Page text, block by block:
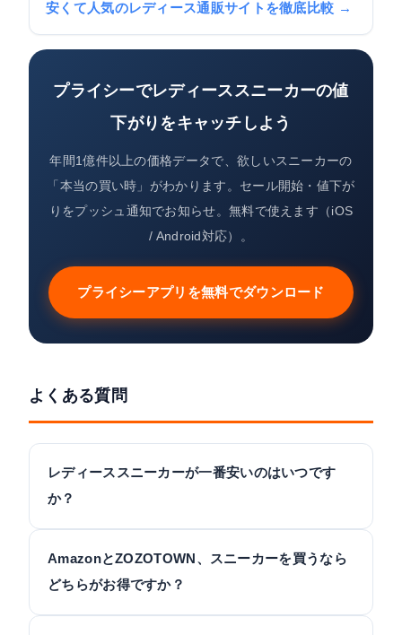
安くて人気のレディース通販サイトを徹底比較 →
プライシーでレディーススニーカーの値
下がりをキャッチしよう
年間1億件以上の価格データで、欲しいスニーカーの
「本当の買い時」がわかります。セール開始・値下が
りをプッシュ通知でお知らせ。無料で使えます（iOS
/ Android対応）。
プライシーアプリを無料でダウンロード
よくある質問
レディーススニーカーが一番安いのはいつです
か？
AmazonとZOZOTOWN、スニーカーを買うなら
どちらがお得ですか？